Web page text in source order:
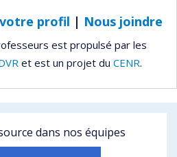
profil | Nous joindre
est propulsé par les
et est un projet du CENR.
dans nos équipes